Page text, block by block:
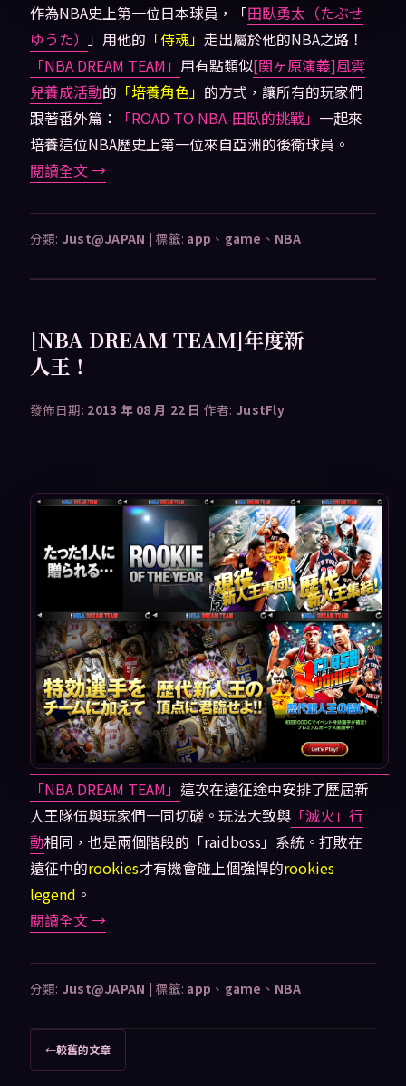
作為NBA史上第一位日本球員，「田臥勇太（たぶせ
ゆうた）
」用他的 「侍魂」 走出屬於他的NBA之路！
「NBA DREAM TEAM」 用有點類似[関ヶ原演義]風雲
兒養成活動的 「培養角色」 的方式，讓所有的玩家們
跟著番外篇：
「ROAD TO NBA-田臥的挑戰」 一起來
培養這位NBA歷史上第一位來自亞洲的後衛球員。
閱讀全文→
分類: Just@JAPAN | 標籤: app 、 game 、 NBA
[NBA DREAM TEAM]年度新
人王！
發佈日期: 2013 年 08 月 22 日 作者: JustFly
「NBA DREAM TEAM」 這次在遠征途中安排了歷屆新
人王隊伍與玩家們一同切磋。玩法大致與「滅火」行
動相同，也是兩個階段的「raidboss」系統。打敗在
遠征中的rookies才有機會碰上個強悍的rookies
legend 。
閱讀全文→
分類: Just@JAPAN | 標籤: app 、 game 、 NBA
章
←較舊的文章